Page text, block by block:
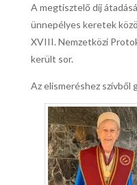
A megtisztelő díj
ünnepélyes keretek
XVIII. Nemzetközi
került sor.
Az elismeréshez szívből